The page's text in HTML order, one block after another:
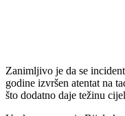
Zanimljivo je da se
godine izvršen atentat na
što dodatno daje težinu